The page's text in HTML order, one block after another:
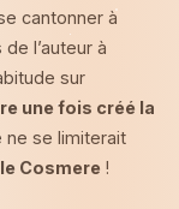
cantonner à
l’auteur à
sur
une fois créé la
ne se limiterait
Cosmere !